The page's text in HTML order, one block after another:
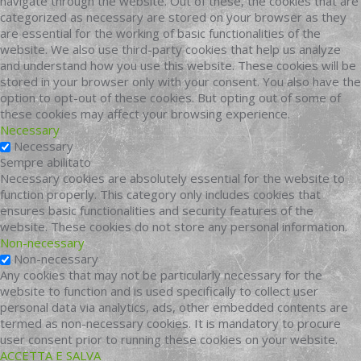
categorized as necessary are stored on your browser as they
are essential for the working of basic functionalities of the
website. We also use third-party cookies that help us analyze
and understand how you use this website. These cookies will be
stored in your browser only with your consent. You also have the
option to opt-out of these cookies. But opting out of some of
these cookies may affect your browsing experience.
Necessary
Necessary
Sempre abilitato
Necessary cookies are absolutely essential for the website to
function properly. This category only includes cookies that
ensures basic functionalities and security features of the
website. These cookies do not store any personal information.
Non-necessary
Non-necessary
Any cookies that may not be particularly necessary for the
website to function and is used specifically to collect user
personal data via analytics, ads, other embedded contents are
termed as non-necessary cookies. It is mandatory to procure
user consent prior to running these cookies on your website.
ACCETTA E SALVA